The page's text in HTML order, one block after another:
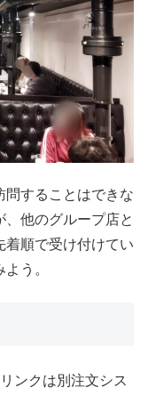
問することはできな
他のグループ店と
着順で受け付けてい
う。
ンクは別注文シス